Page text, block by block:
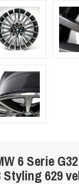
6 Serie
Styling 629